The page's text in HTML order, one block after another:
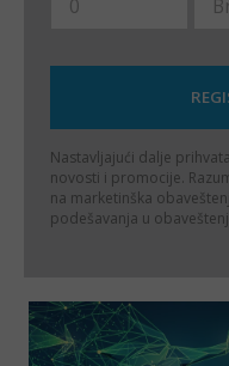
Nastavljajući dalje
novosti i promocije.
na marketinška
podešavanja u